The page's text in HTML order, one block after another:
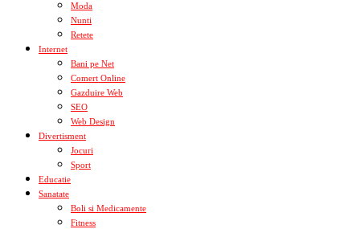
Moda
Nunti
Retete
Internet
Bani pe Net
Comert Online
Gazduire Web
SEO
Web Design
Divertisment
Jocuri
Sport
Educatie
Sanatate
Boli si Medicamente
Fitness